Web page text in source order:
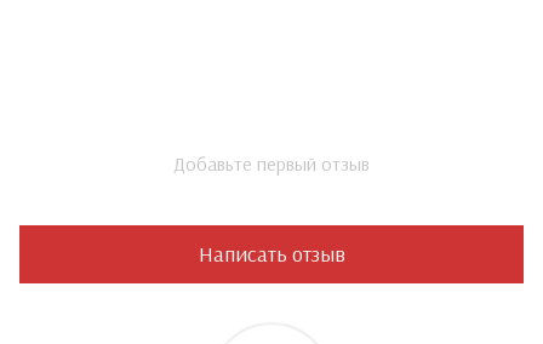
Добавьте первый отзыв
Написать отзыв